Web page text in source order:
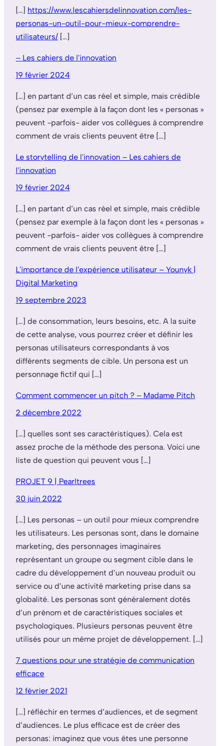
[…] https://www.lescahiersdelinnovation.com/les-
personas-un-outil-pour-mieux-comprendre-
utilisateurs/ […]
– Les cahiers de l'innovation
19 février 2024
[…] en partant d’un cas réel et simple, mais crédible
(pensez par exemple à la façon dont les « personas »
peuvent -parfois- aider vos collègues à comprendre
comment de vrais clients peuvent être […]
Le storytelling de l'innovation – Les cahiers de
l'innovation
19 février 2024
[…] en partant d’un cas réel et simple, mais crédible
(pensez par exemple à la façon dont les « personas »
peuvent -parfois- aider vos collègues à comprendre
comment de vrais clients peuvent être […]
L'importance de l'expérience utilisateur – Younyk |
Digital Marketing
19 septembre 2023
[…] de consommation, leurs besoins, etc. A la suite
de cette analyse, vous pourrez créer et définir les
personas utilisateurs correspondants à vos
différents segments de cible. Un persona est un
personnage fictif qui […]
Comment commencer un pitch ? – Madame Pitch
2 décembre 2022
[…] quelles sont ses caractéristiques). Cela est
assez proche de la méthode des persona. Voici une
liste de question qui peuvent vous […]
PROJET 9 | Pearltrees
30 juin 2022
[…] Les personas – un outil pour mieux comprendre
les utilisateurs. Les personas sont, dans le domaine
marketing, des personnages imaginaires
représentant un groupe ou segment cible dans le
cadre du développement d’un nouveau produit ou
service ou d’une activité marketing prise dans sa
globalité. Les personas sont généralement dotés
d’un prénom et de caractéristiques sociales et
psychologiques. Plusieurs personas peuvent être
utilisés pour un même projet de développement. […]
7 questions pour une stratégie de communication
efficace
12 février 2021
[…] réfléchir en termes d’audiences, et de segment
d’audiences. Le plus efficace est de créer des
personas: imaginez que vous êtes une personne